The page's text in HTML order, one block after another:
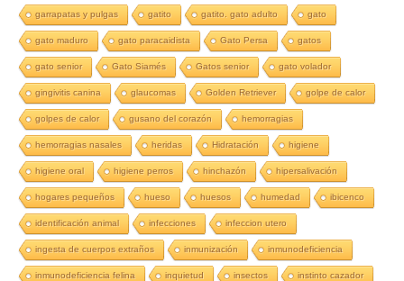
garrapatas y pulgas gatito gatito. gato adulto gato
gato maduro gato paracaidista Gato Persa gatos
gato senior Gato Siamés Gatos senior gato volador
gingivitis canina glaucomas Golden Retriever golpe de calor
golpes de calor gusano del corazón hemorragias
hemorragias nasales heridas Hidratación higiene
higiene oral higiene perros hinchazón hipersalivación
hogares pequeños hueso huesos humedad ibicenco
identificación animal infecciones infeccion utero
ingesta de cuerpos extraños inmunización inmunodeficiencia
inmunodeficiencia felina inquietud insectos instinto cazador